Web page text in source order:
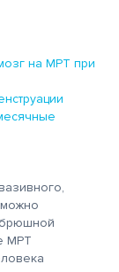
на МРТ при
брюшной
МРТ